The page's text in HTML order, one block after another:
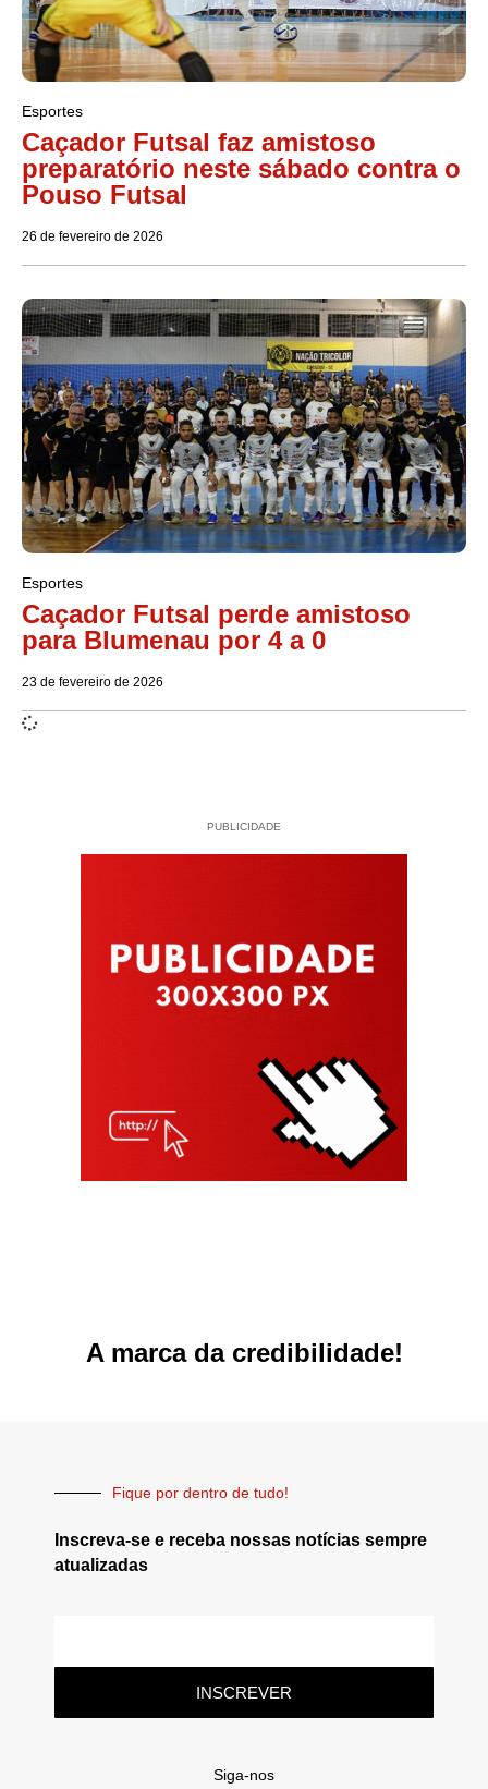
Esportes
Caçador Futsal faz amistoso
preparatório neste sábado contra o
Pouso Futsal
26 de fevereiro de 2026
Esportes
Caçador Futsal perde amistoso
para Blumenau por 4 a 0
23 de fevereiro de 2026
PUBLICIDADE
A marca da credibilidade!
Fique por dentro de tudo!
Inscreva-se e receba nossas notícias sempre
atualizadas
INSCREVER
Siga-nos